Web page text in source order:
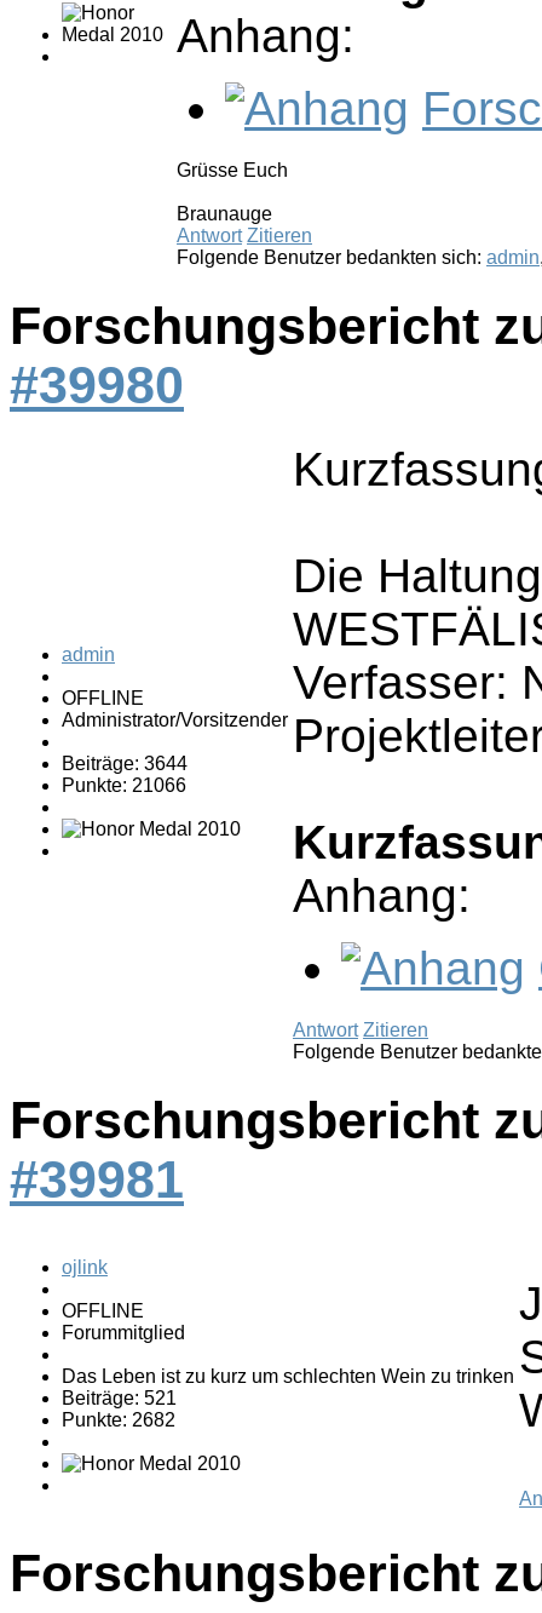
Anhang:
Grüsse Euch
Braunauge
Antwort Zitieren
Folgende Benutzer bedankten sich: admin
Forschungsbericht
#39980
admin
OFFLINE
Administrator/Vorsitzender
Beiträge: 3644
Punkte: 21066
Die
Verfasser:
Anhang:
Antwort Zitieren
Folgende Benutzer
Forschungsbericht
#39981
ojlink
OFFLINE
Forummitglied
Das Leben ist zu kurz um schlechten Wein zu trinken
Beiträge: 521
Punkte: 2682
Forschungsbericht